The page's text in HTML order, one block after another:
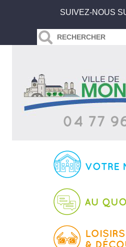
SUIVEZ-NOUS